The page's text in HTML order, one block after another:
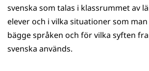
svenska som talas i klassrummet av
elever och i vilka situationer som
bägge språken och för vilka syften
svenska används.